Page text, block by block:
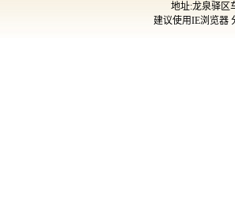
地址:龙泉驿区
建议使用IE浏览器